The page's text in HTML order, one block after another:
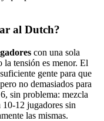
al Dutch?
con una sola
la tensión es menor. El
gente para que
no demasiados para
sin problema: mezcla
10-12 jugadores sin
las mismas.